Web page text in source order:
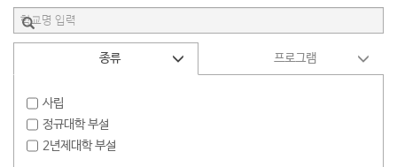
종류 프로그램
사립
정규대학 부설
2년제대학 부설